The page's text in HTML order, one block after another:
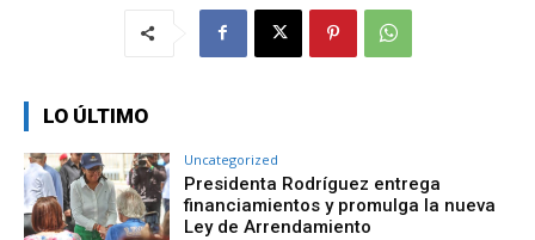
LO ÚLTIMO
Uncategorized
Presidenta Rodríguez entrega
financiamientos y promulga la nueva
Ley de Arrendamiento